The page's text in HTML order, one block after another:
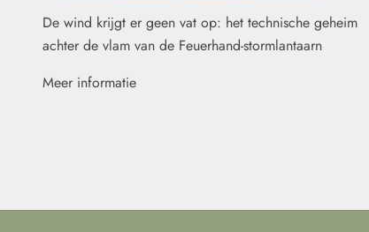
De wind krijgt er geen vat op: het technische geheim
achter de vlam van de Feuerhand-stormlantaarn
Meer informatie